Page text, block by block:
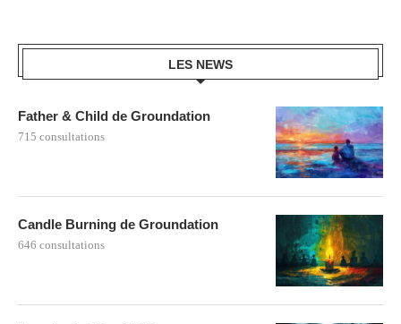
LES NEWS
Father & Child de Groundation
715 consultations
Candle Burning de Groundation
646 consultations